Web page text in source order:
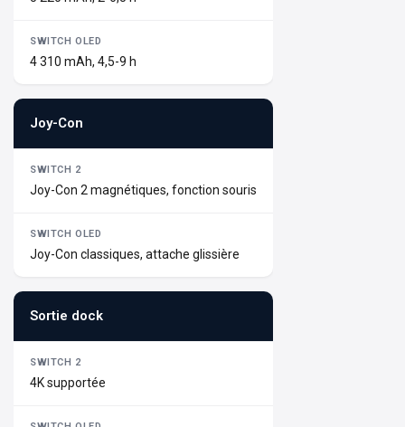
4 310 mAh, 4,5-9 h
Joy-Con
Joy-Con 2 magnétiques, fonction souris
Joy-Con classiques, attache glissière
Sortie dock
4K supportée